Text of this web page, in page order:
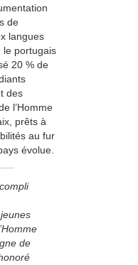
de
langues
le portugais
20 % de
des
l’Homme
prêts à
au fur
évolue.
de